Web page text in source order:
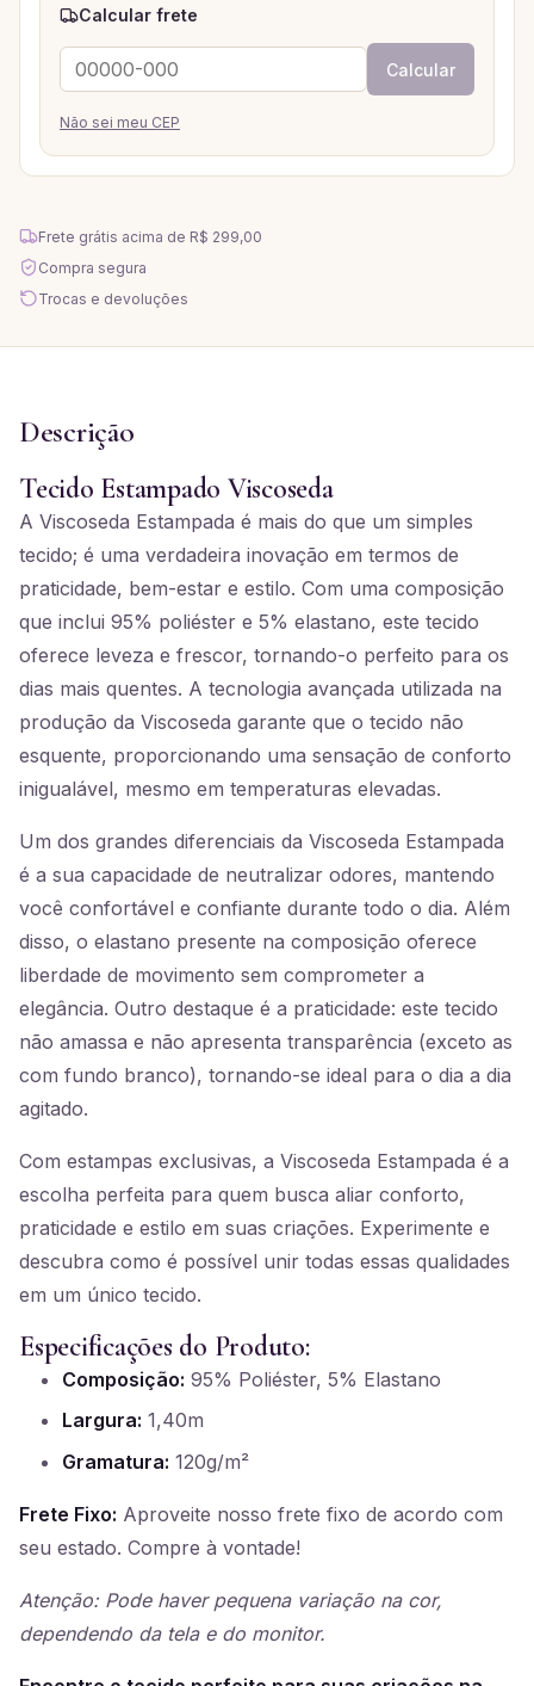
Calcular frete
Calcular
Não sei meu CEP
Frete grátis acima de R$ 299,00
Compra segura
Trocas e devoluções
Descrição
Tecido Estampado Viscoseda
A Viscoseda Estampada é mais do que um simples
tecido; é uma verdadeira inovação em termos de
praticidade, bem-estar e estilo. Com uma composição
que inclui 95% poliéster e 5% elastano, este tecido
oferece leveza e frescor, tornando-o perfeito para os
dias mais quentes. A tecnologia avançada utilizada na
produção da Viscoseda garante que o tecido não
esquente, proporcionando uma sensação de conforto
inigualável, mesmo em temperaturas elevadas.
Um dos grandes diferenciais da Viscoseda Estampada
é a sua capacidade de neutralizar odores, mantendo
você confortável e confiante durante todo o dia. Além
disso, o elastano presente na composição oferece
liberdade de movimento sem comprometer a
elegância. Outro destaque é a praticidade: este tecido
não amassa e não apresenta transparência (exceto as
com fundo branco), tornando-se ideal para o dia a dia
agitado.
Com estampas exclusivas, a Viscoseda Estampada é a
escolha perfeita para quem busca aliar conforto,
praticidade e estilo em suas criações. Experimente e
descubra como é possível unir todas essas qualidades
em um único tecido.
Especificações do Produto:
Composição: 95% Poliéster, 5% Elastano
Largura: 1,40m
Gramatura: 120g/m²
Frete Fixo: Aproveite nosso frete fixo de acordo com
seu estado. Compre à vontade!
Atenção: Pode haver pequena variação na cor,
dependendo da tela e do monitor.